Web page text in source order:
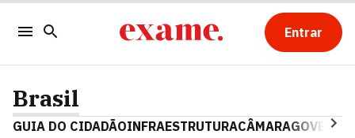
Entrar
Brasil
GUIA DO CIDADÃOINFRAESTRUTURACÂMARAGOVERNO